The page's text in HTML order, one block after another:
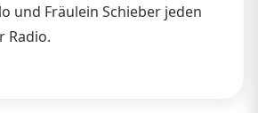
und Fräulein Schieber jeden
Radio.